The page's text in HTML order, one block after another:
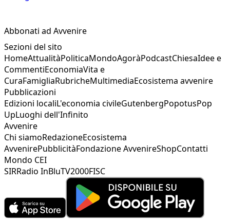
Abbonati ad Avvenire
Sezioni del sito
HomeAttualitàPoliticaMondoAgoràPodcastChiesaIdee e
CommentiEconomiaVita e
CuraFamigliaRubricheMultimediaEcosistema avvenire
Pubblicazioni
Edizioni localiL'economia civileGutenbergPopotusPop
UpLuoghi dell'Infinito
Avvenire
Chi siamoRedazioneEcosistema
AvvenirePubblicitàFondazione AvvenireShopContatti
Mondo CEI
SIRRadio InBluTV2000FISC